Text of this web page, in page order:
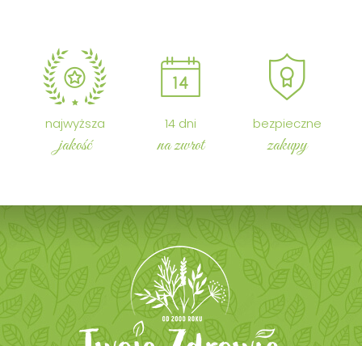
najwyższa
jakość
14 dni
na zwrot
bezpieczne
zakupy